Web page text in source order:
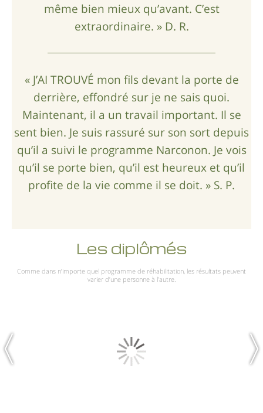
même bien mieux qu’avant. C’est
extraordinaire. » D. R.
« J’AI TROUVÉ mon fils devant la porte de
derrière, effondré sur je ne sais quoi.
Maintenant, il a un travail important. Il se
sent bien. Je suis rassuré sur son sort depuis
qu’il a suivi le programme Narconon. Je vois
qu’il se porte bien, qu’il est heureux et qu’il
profite de la vie comme il se doit. » S. P.
Les diplômés
Comme dans n’importe quel programme de réhabilitation, les résultats peuvent
varier d’une personne à l’autre.